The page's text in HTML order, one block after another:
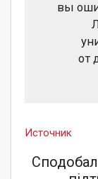
вы
от
Источник